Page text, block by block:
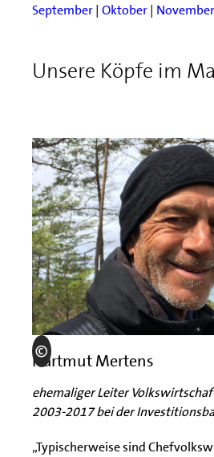
September| Oktober| November
Unsere Köpfe im
Hartmut Mertens
ehemaliger Leiter
2003-2017 bei der
„Typischerweise sind